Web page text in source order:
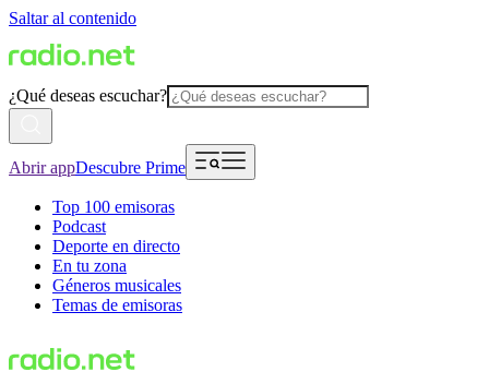
Saltar al contenido
¿Qué deseas escuchar?
Abrir appDescubre Prime
Top 100 emisoras
Podcast
Deporte en directo
En tu zona
Géneros musicales
Temas de emisoras